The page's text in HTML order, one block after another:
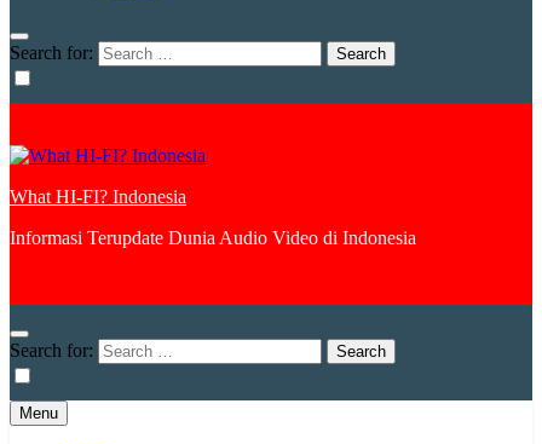
Search for:
What HI-FI? Indonesia
Informasi Terupdate Dunia Audio Video di Indonesia
Search for:
Menu